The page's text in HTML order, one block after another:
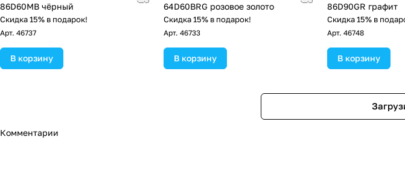
86D60MB чёрный
Скидка 15% в подарок!
Арт. 46737
В корзину
64D60BRG розовое золото
Скидка 15% в подарок!
Арт.46733
В корзину
86D90GR графит
Скидка 15% в
Арт.46748
В корзину
Комментарии